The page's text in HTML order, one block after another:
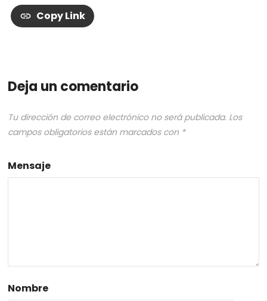
Copy Link
Deja un comentario
Tu dirección de correo electrónico no será publicada. Los
campos obligatorios están marcados con *
Mensaje
Nombre